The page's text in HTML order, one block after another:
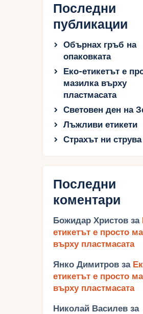
Последни
публикации
Обърнах гръб на
опаковката
Еко-етикетът е
мазилка върху
пластмасата
Световен ден на
Лъжливи етикети
Страхът ни
Последни
коментари
Божидар Христов за
етикетът е просто
върху пластмасата
Янко Димитров за
етикетът е просто
върху пластмасата
Николай Василев за